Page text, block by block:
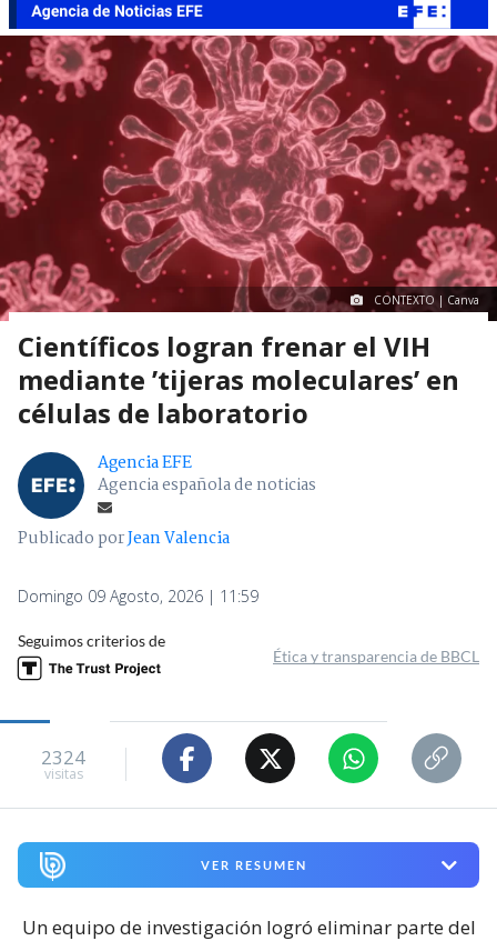
CONTEXTO | Canva
Científicos logran frenar el VIH
mediante ’tijeras moleculares’ en
células de laboratorio
Agencia EFE
Agencia española de noticias
Publicado porJean Valencia
Domingo 09 Agosto, 2026 | 11:59
Seguimos criterios de
Ética y transparencia de BBCL
2324
visitas
VER RESUMEN
Un equipo de investigación logró eliminar parte del